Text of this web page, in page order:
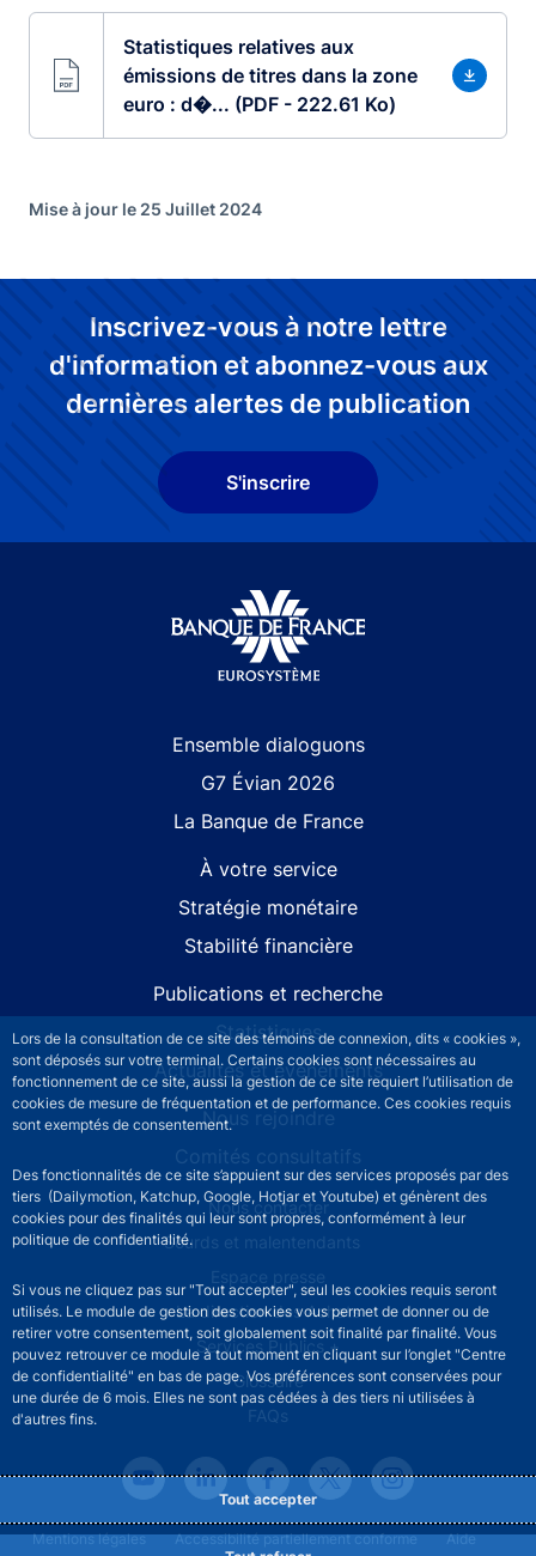
Lors de la consultation de ce site des témoins de connexion, dits « cookies »,
sont déposés sur votre terminal. Certains cookies sont nécessaires au
fonctionnement de ce site, aussi la gestion de ce site requiert l’utilisation de
cookies de mesure de fréquentation et de performance. Ces cookies requis
sont exemptés de consentement.
Des fonctionnalités de ce site s’appuient sur des services proposés par des
tiers (Dailymotion, Katchup, Google, Hotjar et Youtube) et génèrent des
cookies pour des finalités qui leur sont propres, conformément à leur
politique de confidentialité.
Si vous ne cliquez pas sur "Tout accepter", seul les cookies requis seront
utilisés. Le module de gestion des cookies vous permet de donner ou de
retirer votre consentement, soit globalement soit finalité par finalité. Vous
pouvez retrouver ce module à tout moment en cliquant sur l’onglet "Centre
de confidentialité" en bas de page. Vos préférences sont conservées pour
une durée de 6 mois. Elles ne sont pas cédées à des tiers ni utilisées à
d'autres fins.
Tout accepter
Statistiques relatives aux
émissions de titres dans la zone
euro : d�... (PDF - 222.61 Ko)
Mise à jour le 25 Juillet 2024
Inscrivez-vous à notre lettre
d'information et abonnez-vous aux
dernières alertes de publication
S'inscrire
Ensemble dialoguons
G7 Évian 2026
La Banque de France
À votre service
Stratégie monétaire
Stabilité financière
Publications et recherche
Statistiques
Actualités et événements
Nous rejoindre
Comités consultatifs
Footer secondary menuNous contacter
Sourds et malentendants
Espace presse
La direction des Achats
Services Publics +
Glossaire
FAQs
Footer legal notice menu
Mentions légales Accessibilité partiellement conforme Aide